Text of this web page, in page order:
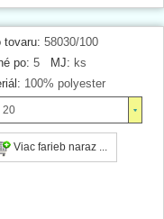
tovaru: 58030/100
po: 5 MJ: ks
100% polyester
20
Viac farieb naraz ...